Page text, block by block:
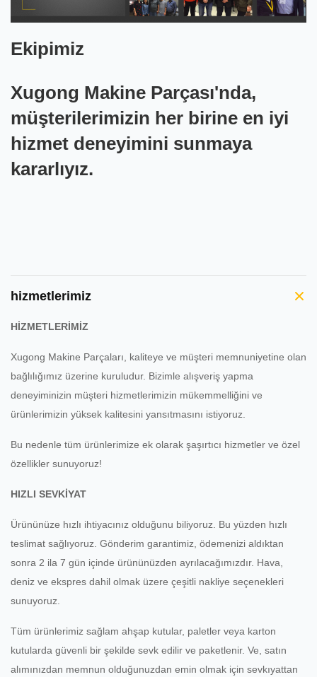
Ekipimiz
Xugong Makine Parçası'nda,
müşterilerimizin her birine en iyi
hizmet deneyimini sunmaya
kararlıyız.
hizmetlerimiz
HİZMETLERİMİZ
Xugong Makine Parçaları, kaliteye ve müşteri memnuniyetine olan
bağlılığımız üzerine kuruludur. Bizimle alışveriş yapma
deneyiminizin müşteri hizmetlerimizin mükemmelliğini ve
ürünlerimizin yüksek kalitesini yansıtmasını istiyoruz.
Bu nedenle tüm ürünlerimize ek olarak şaşırtıcı hizmetler ve özel
özellikler sunuyoruz!
HIZLI SEVKİYAT
Ürününüze hızlı ihtiyacınız olduğunu biliyoruz. Bu yüzden hızlı
teslimat sağlıyoruz. Gönderim garantimiz, ödemenizi aldıktan
sonra 2 ila 7 gün içinde ürününüzden ayrılacağımızdır. Hava,
deniz ve ekspres dahil olmak üzere çeşitli nakliye seçenekleri
sunuyoruz.
Tüm ürünlerimiz sağlam ahşap kutular, paletler veya karton
kutularda güvenli bir şekilde sevk edilir ve paketlenir. Ve, satın
alımınızdan memnun olduğunuzdan emin olmak için sevkıyattan